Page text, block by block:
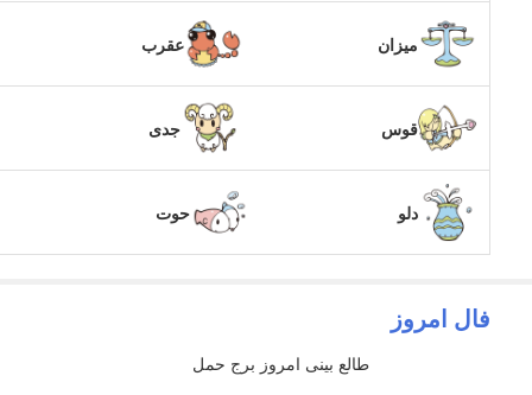
میزان عقرب
قوس جدی
دلو حوت
فال امروز
طالع بینی امروز برج حمل